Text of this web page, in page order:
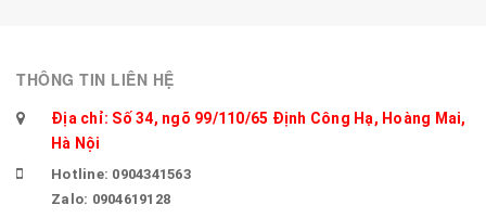
THÔNG TIN LIÊN HỆ
Địa chỉ: Số 34, ngõ 99/110/65 Định Công Hạ, Hoàng Mai,
Hà Nội
Hotline: 0904341563
Zalo: 0904619128